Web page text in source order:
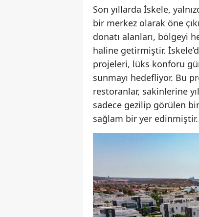
Son yıllarda İskele,
bir merkez olarak öne
donatı alanları, bölgeyi
haline getirmiştir.
projeleri, lüks konforu
sunmayı hedefliyor. Bu
restoranlar, sakinlerine
sadece gezilip görülen
sağlam bir yer edinmiştir.